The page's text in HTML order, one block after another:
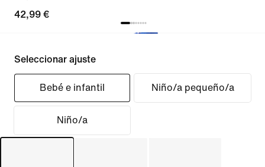
42,99 €
Seleccionar ajuste
Bebé e infantil Niño/a pequeño/a
Niño/a